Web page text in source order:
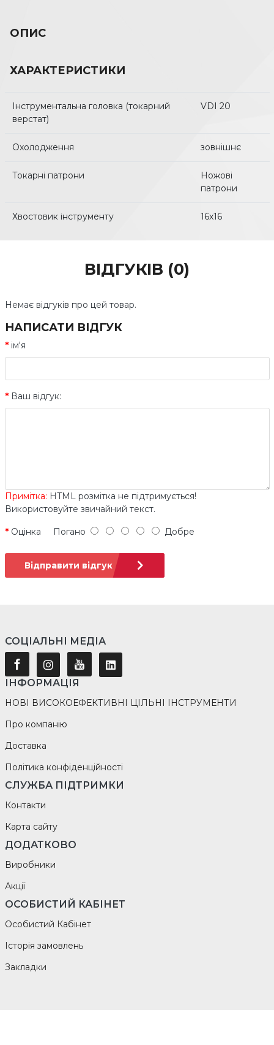
ОПИС
ХАРАКТЕРИСТИКИ
Інструментальна головка (токарний
верстат)
VDI 20
Охолодження зовнішнє
Токарні патрони
Ножові
патрони
Хвостовик інструменту 16x16
ВІДГУКІВ (0)
Немає відгуків про цей товар.
НАПИСАТИ ВІДГУК
ім'я
Ваш відгук:
Примітка: HTML розмітка не підтримується!
Використовуйте звичайний текст.
Оцінка Погано Добре
Відправити відгук
СОЦІАЛЬНІ МЕДІА
ІНФОРМАЦІЯ
НОВІ ВИСОКОЕФЕКТИВНІ ЦІЛЬНІ ІНСТРУМЕНТИ
Про компанію
Доставка
Політика конфіденційності
СЛУЖБА ПІДТРИМКИ
Контакти
Карта сайту
ДОДАТКОВО
Виробники
Акції
ОСОБИСТИЙ КАБІНЕТ
Особистий Кабінет
Історія замовлень
Закладки